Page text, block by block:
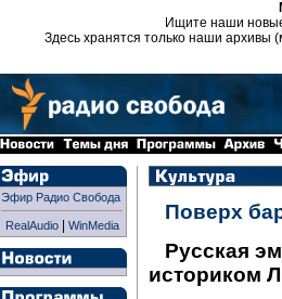
Ищите наши
Здесь хранятся только наши архивы
Эфир Радио Свобода
RealAudio| WinMedia
Поверх
Русская
историком